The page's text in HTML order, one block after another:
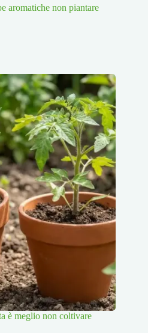
aromatiche non piantare
è meglio non coltivare